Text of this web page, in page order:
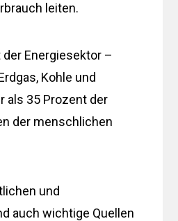
leiten.
Energiesektor –
Kohle und
als 35 Prozent der
der menschlichen
und
auch wichtige Quellen